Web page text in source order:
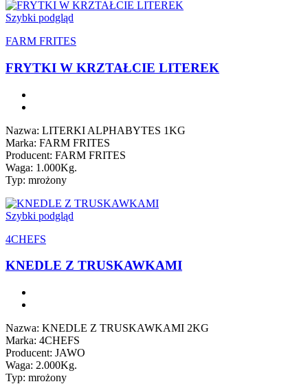
Szybki podgląd
FARM FRITES
FRYTKI W KRZTAŁCIE LITEREK
Nazwa: LITERKI ALPHABYTES 1KG
Marka: FARM FRITES
Producent: FARM FRITES
Waga: 1.000Kg.
Typ: mrożony
Szybki podgląd
4CHEFS
KNEDLE Z TRUSKAWKAMI
Nazwa: KNEDLE Z TRUSKAWKAMI 2KG
Marka: 4CHEFS
Producent: JAWO
Waga: 2.000Kg.
Typ: mrożony